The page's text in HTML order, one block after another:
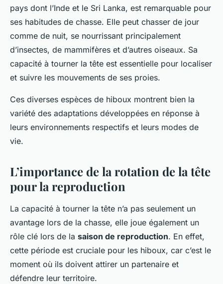
pays dont l’Inde et le Sri Lanka, est remarquable pour
ses habitudes de chasse. Elle peut chasser de jour
comme de nuit, se nourrissant principalement
d’insectes, de mammifères et d’autres oiseaux. Sa
capacité à tourner la tête est essentielle pour localiser
et suivre les mouvements de ses proies.
Ces diverses espèces de hiboux montrent bien la
variété des adaptations développées en réponse à
leurs environnements respectifs et leurs modes de
vie.
L’importance de la rotation de la tête
pour la reproduction
La capacité à tourner la tête n’a pas seulement un
avantage lors de la chasse, elle joue également un
rôle clé lors de la saison de reproduction. En effet,
cette période est cruciale pour les hiboux, car c’est le
moment où ils doivent attirer un partenaire et
défendre leur territoire.